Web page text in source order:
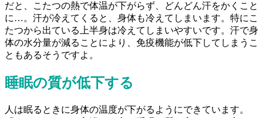
だと、こたつの熱で体温が下がらず、どんどん汗をかくこと
に…。汗が冷えてくると、身体も冷えてしまいます。特にこ
たつから出ている上半身は冷えてしまいやすいです。汗で身
体の水分量が減ることにより、免疫機能が低下してしまうこ
ともあるそうですよ。
睡眠の質が低下する
人は眠るときに身体の温度が下がるようにできています。